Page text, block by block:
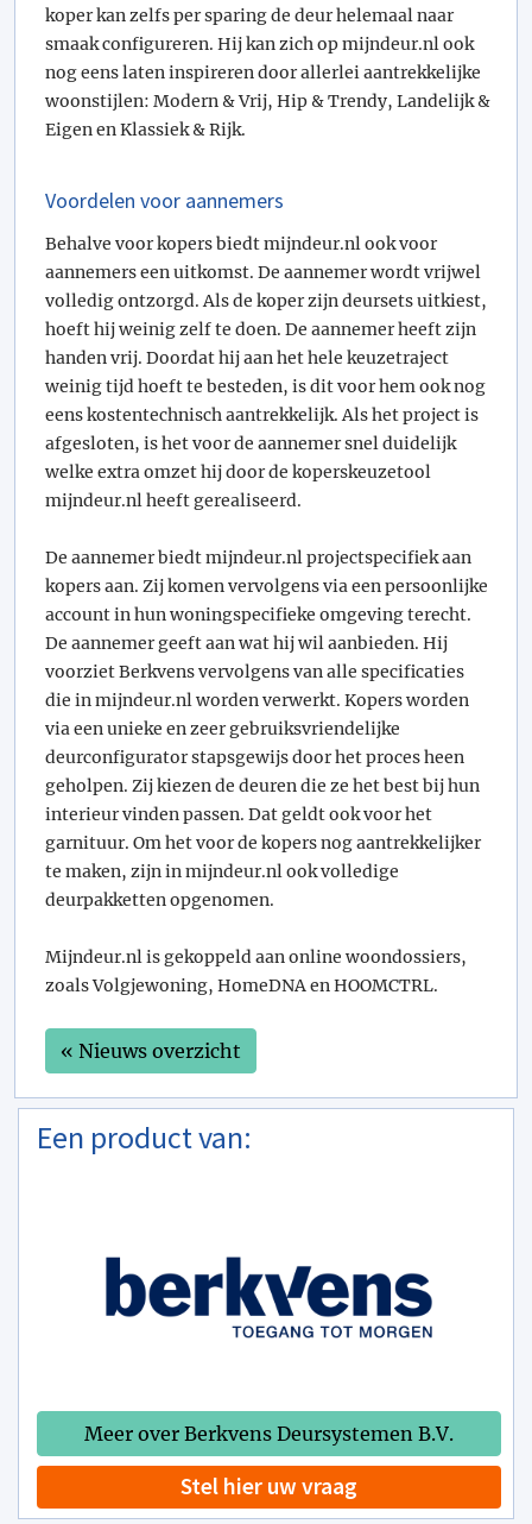
koper kan zelfs per sparing de deur helemaal naar
smaak configureren. Hij kan zich op mijndeur.nl ook
nog eens laten inspireren door allerlei aantrekkelijke
woonstijlen: Modern & Vrij, Hip & Trendy, Landelijk &
Eigen en Klassiek & Rijk.
Voordelen voor aannemers
Behalve voor kopers biedt mijndeur.nl ook voor
aannemers een uitkomst. De aannemer wordt vrijwel
volledig ontzorgd. Als de koper zijn deursets uitkiest,
hoeft hij weinig zelf te doen. De aannemer heeft zijn
handen vrij. Doordat hij aan het hele keuzetraject
weinig tijd hoeft te besteden, is dit voor hem ook nog
eens kostentechnisch aantrekkelijk. Als het project is
afgesloten, is het voor de aannemer snel duidelijk
welke extra omzet hij door de koperskeuzetool
mijndeur.nl heeft gerealiseerd.
De aannemer biedt mijndeur.nl projectspecifiek aan
kopers aan. Zij komen vervolgens via een persoonlijke
account in hun woningspecifieke omgeving terecht.
De aannemer geeft aan wat hij wil aanbieden. Hij
voorziet Berkvens vervolgens van alle specificaties
die in mijndeur.nl worden verwerkt. Kopers worden
via een unieke en zeer gebruiksvriendelijke
deurconfigurator stapsgewijs door het proces heen
geholpen. Zij kiezen de deuren die ze het best bij hun
interieur vinden passen. Dat geldt ook voor het
garnituur. Om het voor de kopers nog aantrekkelijker
te maken, zijn in mijndeur.nl ook volledige
deurpakketten opgenomen.
Mijndeur.nl is gekoppeld aan online woondossiers,
zoals Volgjewoning, HomeDNA en HOOMCTRL.
« Nieuws overzicht
Een product van:
Meer over Berkvens Deursystemen B.V.
Stel hier uw vraag